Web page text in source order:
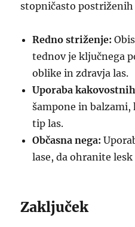
stopničasto
Redno striženje:
tednov je ključnega
oblike in zdravja las.
Uporaba
šampone in balzami,
tip las.
Občasna nega:
lase, da ohranite
Zaključek